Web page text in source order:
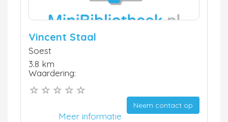
Vincent Staal
Soest
3.8 km
Waardering:
Neem contact op
Meer informatie